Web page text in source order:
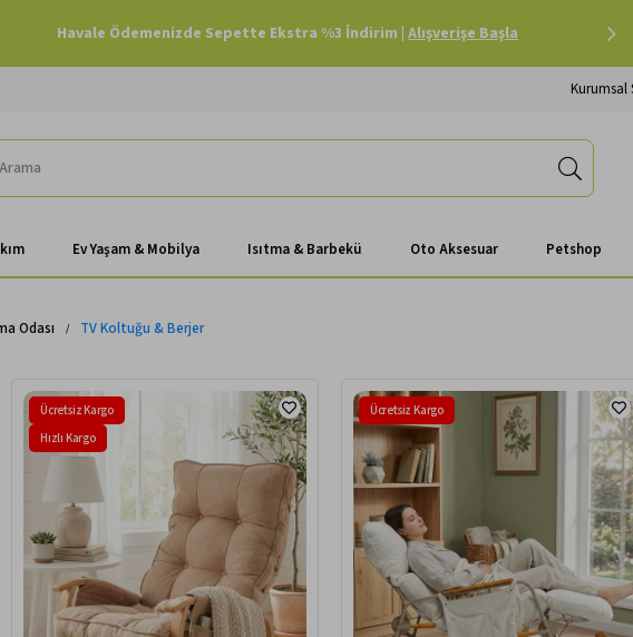
Havale Ödemenizde Sepette Ekstra %3 İndirim | Alışverişe Başla
Kurumsal
Ev Yaşam & Mobilya Isıtma & Barbekü Oto Aksesuar Petshop
Odası TV Koltuğu & Berjer
Ücretsiz Kargo
Hızlı Kargo
Ücretsiz Kargo